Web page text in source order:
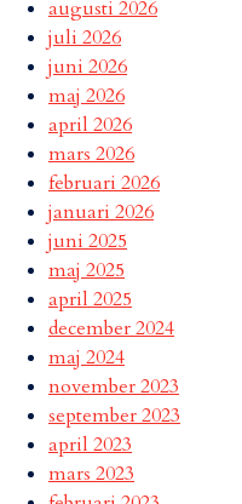
augusti 2026
juli 2026
juni 2026
maj 2026
april 2026
mars 2026
februari 2026
januari 2026
juni 2025
maj 2025
april 2025
december 2024
maj 2024
november 2023
september 2023
april 2023
mars 2023